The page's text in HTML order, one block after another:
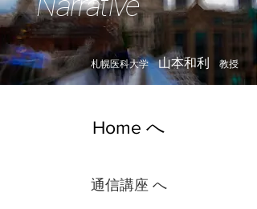
札幌医科大学山本和利 教授
Home へ
通信講座 へ